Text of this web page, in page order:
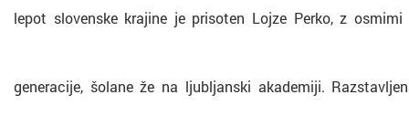
lepot slovenske krajine je prisoten Lojze Perko, z
generacije, šolane že na ljubljanski akademiji.